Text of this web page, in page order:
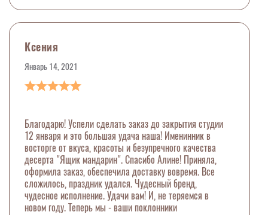
Ксения
Январь 14, 2021
Благодарю! Успели сделать заказ до закрытия студии
12 января и это большая удача наша! Именинник в
восторге от вкуса, красоты и безупречного качества
десерта "Ящик мандарин". Спасибо Алине! Приняла,
оформила заказ, обеспечила доставку вовремя. Все
сложилось, праздник удался. Чудесный бренд,
чудесное исполнение. Удачи вам! И, не теряемся в
новом году. Теперь мы - ваши поклонники